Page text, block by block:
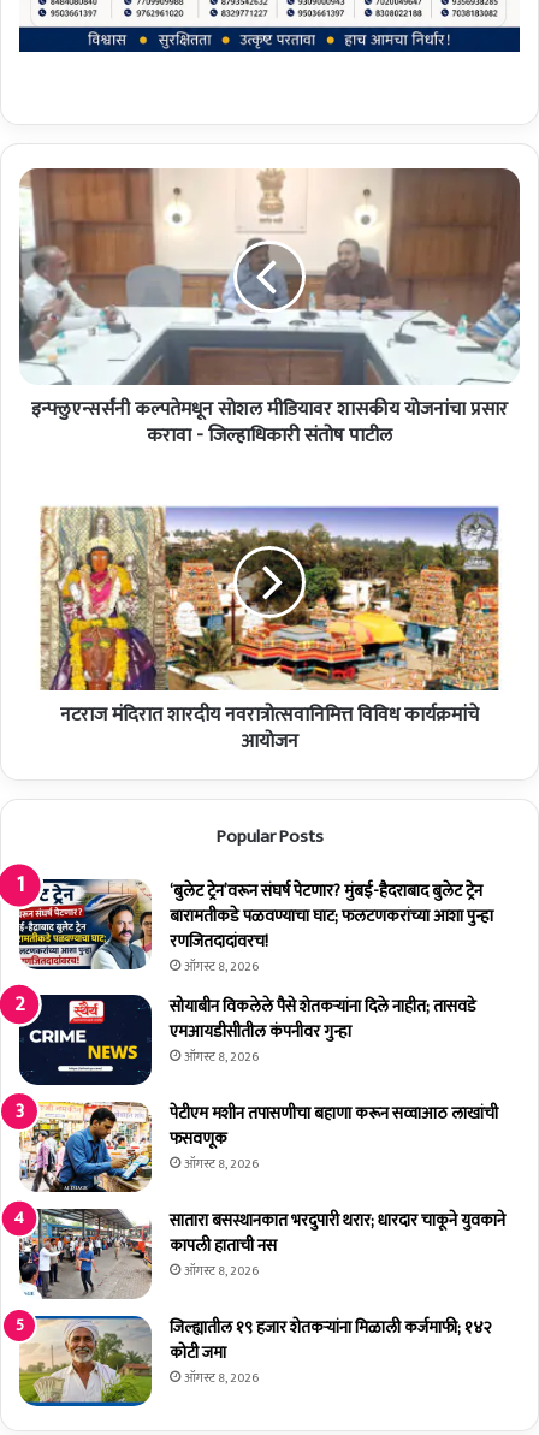
इ
न्फ्लु
ए
न्स
र्सं
नी
क
ल्प
ते
यो
चा
प्र
सा
र
क
रा
वा
-
जि
ल्हा
धि
का
री
सं
तो
ष
पा
टी
ल
इन्फ्लुएन्सर्संनी कल्पतेमधून सोशल मीडियावर शासकीय योजनांचा प्रसार
करावा - जिल्हाधिकारी संतोष पाटील
न
त्रो
त्स
वा
नि
मि
त्त
वि
वि
ध
का
र्य
क्र
मां
चे
आ
यो
ज
न
नटराज मंदिरात शारदीय नवरात्रोत्सवानिमित्त विविध कार्यक्रमांचे
आयोजन
Popular Posts
‘बुलेट ट्रेन’वरून संघर्ष पेटणार? मुंबई-हैदराबाद बुलेट ट्रेन
बारामतीकडे पळवण्याचा घाट; फलटणकरांच्या आशा पुन्हा
रणजितदादांवरच!
ऑगस्ट 8, 2026
सोयाबीन विकलेले पैसे शेतकर्‍यांना दिले नाहीत; तासवडे
एमआयडीसीतील कंपनीवर गुन्हा
ऑगस्ट 8, 2026
पेटीएम मशीन तपासणीचा बहाणा करून सव्वाआठ लाखांची
फसवणूक
ऑगस्ट 8, 2026
सातारा बसस्थानकात भरदुपारी थरार; धारदार चाकूने युवकाने
कापली हाताची नस
ऑगस्ट 8, 2026
जिल्ह्यातील १९ हजार शेतकर्‍यांना मिळाली कर्जमाफी; १४२
कोटी जमा
ऑगस्ट 8, 2026